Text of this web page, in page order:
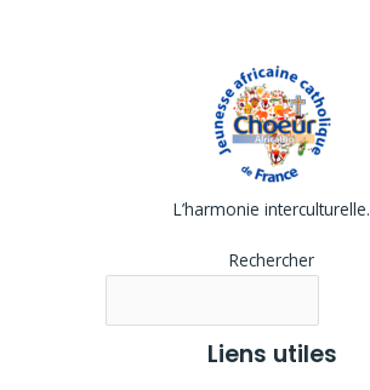
L’harmonie interculturelle.
Rechercher
Liens utiles